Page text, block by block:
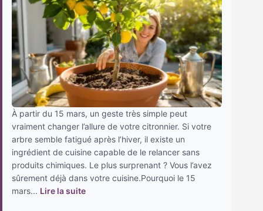
À partir du 15 mars, un geste très simple peut
vraiment changer l’allure de votre citronnier. Si votre
arbre semble fatigué après l’hiver, il existe un
ingrédient de cuisine capable de le relancer sans
produits chimiques. Le plus surprenant ? Vous l’avez
sûrement déjà dans votre cuisine.Pourquoi le 15
mars... Lire la suite